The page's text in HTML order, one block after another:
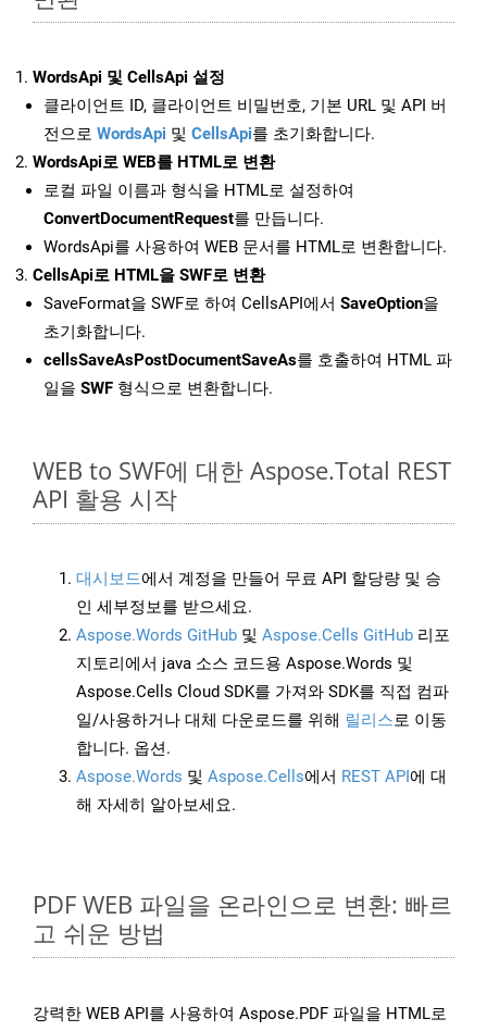
WordsApi 및 CellsApi 설정
클라이언트 ID, 클라이언트 비밀번호, 기본 URL 및 API 버
전으로 WordsApi 및 CellsApi를 초기화합니다.
WordsApi로 WEB를 HTML로 변환
로컬 파일 이름과 형식을 HTML로 설정하여
ConvertDocumentRequest를 만듭니다.
WordsApi를 사용하여 WEB 문서를 HTML로 변환합니다.
CellsApi로 HTML을 SWF로 변환
SaveFormat을 SWF로 하여 CellsAPI에서 SaveOption을
초기화합니다.
cellsSaveAsPostDocumentSaveAs를 호출하여 HTML 파
일을 SWF 형식으로 변환합니다.
WEB to SWF에 대한 Aspose.Total REST
API 활용 시작
대시보드에서 계정을 만들어 무료 API 할당량 및 승
인 세부정보를 받으세요.
Aspose.Words GitHub 및 Aspose.Cells GitHub 리포
지토리에서 java 소스 코드용 Aspose.Words 및
Aspose.Cells Cloud SDK를 가져와 SDK를 직접 컴파
일/사용하거나 대체 다운로드를 위해 릴리스로 이동
합니다. 옵션.
Aspose.Words 및 Aspose.Cells에서 REST API에 대
해 자세히 알아보세요.
PDF WEB 파일을 온라인으로 변환: 빠르
고 쉬운 방법
강력한 WEB API를 사용하여 Aspose.PDF 파일을 HTML로